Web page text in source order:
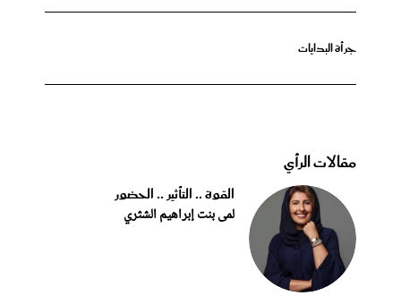
جرأة البدايات
مقالات الرأي
القوة .. التأثير .. الحضور
لمى بنت إبراهيم الشثري